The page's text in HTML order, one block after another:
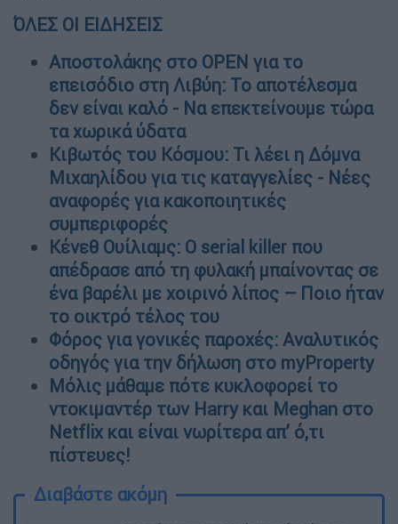
ΌΛΕΣ ΟΙ ΕΙΔΗΣΕΙΣ
Αποστολάκης στο OPEN για το
επεισόδιο στη Λιβύη: Το αποτέλεσμα
δεν είναι καλό - Να επεκτείνουμε τώρα
τα χωρικά ύδατα
Κιβωτός του Κόσμου: Τι λέει η Δόμνα
Μιχαηλίδου για τις καταγγελίες - Νέες
αναφορές για κακοποιητικές
συμπεριφορές
Κένεθ Ουίλιαμς: Ο serial killer που
απέδρασε από τη φυλακή μπαίνοντας σε
ένα βαρέλι με χοιρινό λίπος – Ποιο ήταν
το οικτρό τέλος του
Φόρος για γονικές παροχές: Αναλυτικός
οδηγός για την δήλωση στο myProperty
Μόλις μάθαμε πότε κυκλοφορεί το
ντοκιμαντέρ των Harry και Meghan στο
Netflix και είναι νωρίτερα απ’ ό,τι
πίστευες!
Διαβάστε ακόμη